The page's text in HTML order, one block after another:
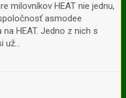
milovníkov HEAT nie jednu,
asmodee
HEAT. Jedno z nich s
už…